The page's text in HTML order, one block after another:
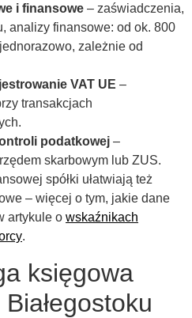
i finansowe – zaświadczenia,
analizy finansowe: od ok. 800
zależnie od
VAT UE –
transakcjach
podatkowej –
skarbowym lub ZUS.
spółki ułatwiają też
– więcej o tym, jakie dane
artykule o wskaźnikach
.
księgowa